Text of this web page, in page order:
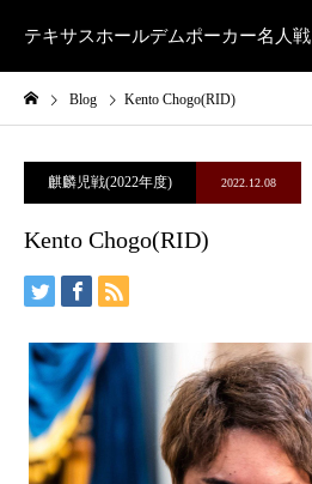
テキサスホールデムポーカー名人戦
Blog Kento Chogo(RID)
麒麟児戦(2022年度) 2022.12.08
Kento Chogo(RID)